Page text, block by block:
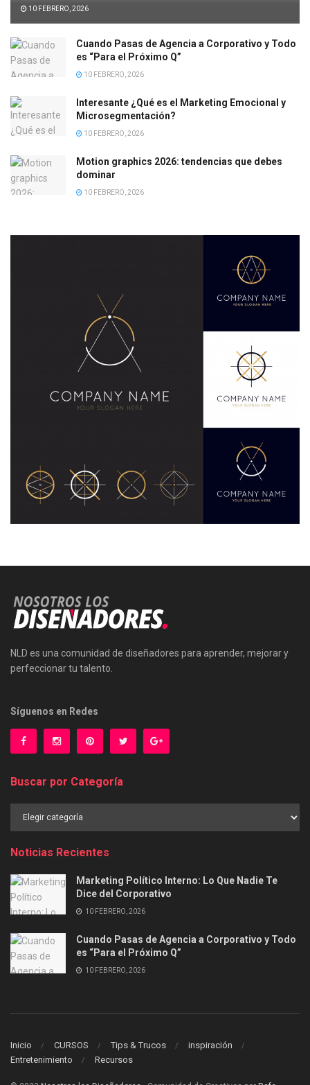
10 FEBRERO, 2026
Cuando Pasas de Agencia a Corporativo y Todo
es “Para el Próximo Q”
10 FEBRERO, 2026
Interesante ¿Qué es el Marketing Emocional y
Microsegmentación?
10 FEBRERO, 2026
Motion graphics 2026: tendencias que debes
dominar
10 FEBRERO, 2026
NLD es una comunidad de diseñadores para aprender, mejorar y
perfeccionar tu talento.
Síguenos en Redes
Buscar por Categoría
Buscar
Noticias Recientes
Marketing Político Interno: Lo Que Nadie Te
Dice del Corporativo
10 FEBRERO, 2026
Cuando Pasas de Agencia a Corporativo y Todo
es “Para el Próximo Q”
10 FEBRERO, 2026
Inicio CURSOS Tips & Trucos
inspiración
Entretenimiento
Recursos